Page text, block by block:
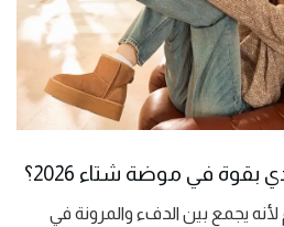
بقوة في موضة شتاء 2026؟
يجمع بين الدفء والمرونة في